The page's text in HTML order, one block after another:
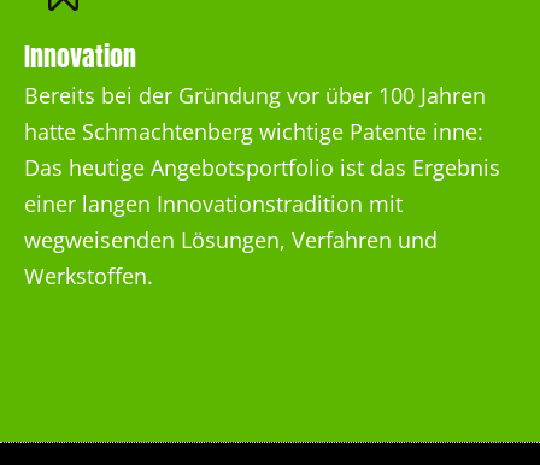
Innovation
Bereits bei der Gründung vor über 100 Jahren
hatte Schmachtenberg wichtige Patente inne:
Das heutige Angebotsportfolio ist das Ergebnis
einer langen Innovationstradition mit
wegweisenden Lösungen, Verfahren und
Werkstoffen.